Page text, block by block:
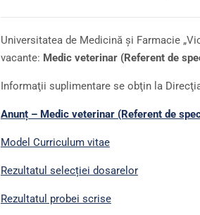
Universitatea de Medicină şi Farmacie
vacante: Medic veterinar (Referent de
Informaţii suplimentare se obţin la
Anunț – Medic veterinar (Referent de
Model Curriculum vitae
Rezultatul selecției dosarelor
Rezultatul probei scrise